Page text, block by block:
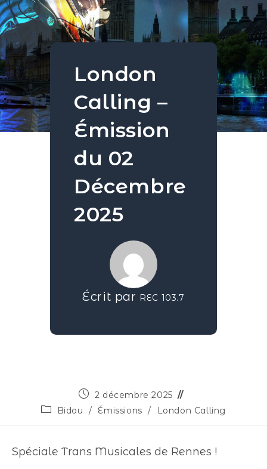
London
Calling –
Émission
du 02
Décembre
2025
Écrit par REC 103.7
2 décembre 2025
Bidou
/ Émissions / London Calling
Spéciale Trans Musicales de Rennes !